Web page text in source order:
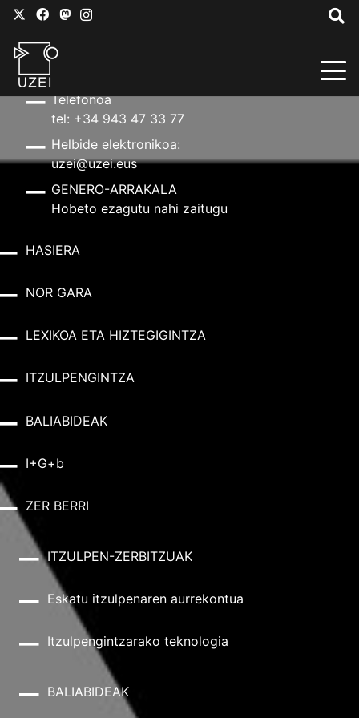
Helbidea
Telefonoa
tel: +34 943 47 33 77
Helbide elektronikoa:
uzei@uzei.eus
GENERO-ARRAKALA
Hobeto ezagutu nahi zaitugu
HASIERA
NOR GARA
LEXIKOA ETA HIZTEGIGINTZA
ITZULPENGINTZA
BALIABIDEAK
I+G+b
ZER BERRI
ITZULPEN-ZERBITZUAK
Eskatu itzulpenaren aurrekontua
Itzulpengintzarako teknologia
BALIABIDEAK